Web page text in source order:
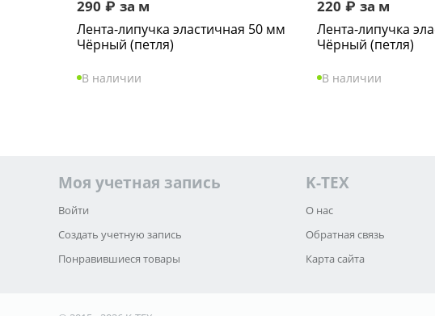
290 ₽ за м
Лента-липучка эластичная 50 мм
Чёрный (петля)
В наличии
220 ₽ за м
Лента-липучка
Чёрный (петля)
В наличии
Моя учетная запись
Войти
Создать учетную запись
Понравившиеся товары
K-TEX
О нас
Обратная связь
Карта сайта